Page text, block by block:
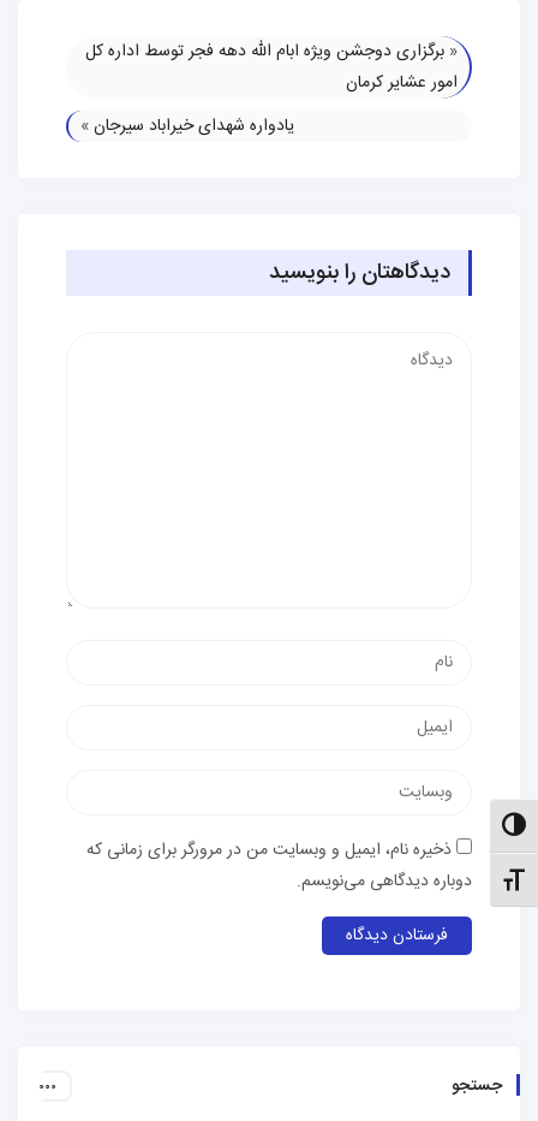
حالت کنتراست بالا
تنظیم اندازهٔ فونت
« برگزاری دوجشن ویژه ابام الله دهه فجر توسط اداره کل
امور عشایر کرمان
یادواره شهدای خیراباد سیرجان»
دیدگاهتان را بنویسید
پست
وب‌سایت
ذخیره نام، ایمیل و وبسایت من در مرورگر برای زمانی که
دوباره دیدگاهی می‌نویسم.
جستجو